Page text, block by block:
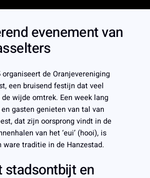
evenement van
de Oranjevereniging
een bruisend festijn dat veel
wijde omtrek. Een week lang
gasten genieten van tal van
dat zijn oorsprong vindt in de
van het ‘eui’ (hooi), is
ware traditie in de Hanzestad.
en